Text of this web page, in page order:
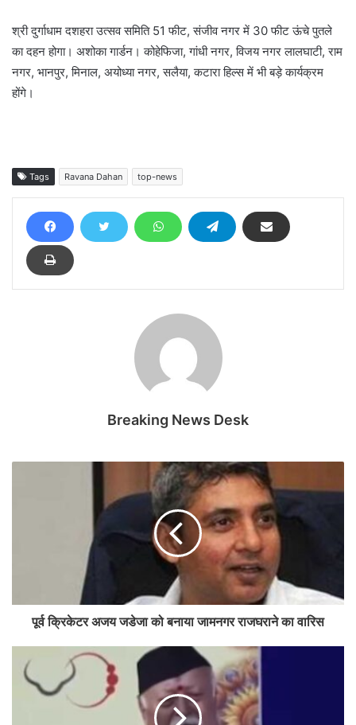
श्री दुर्गाधाम दशहरा उत्सव समिति 51 फीट, संजीव नगर में 30 फीट ऊंचे पुतले
का दहन होगा। अशोका गार्डन। कोहेफिजा, गांधी नगर, विजय नगर लालघाटी, राम
नगर, भानपुर, मिनाल, अयोध्या नगर, सलैया, कटारा हिल्स में भी बड़े कार्यक्रम
होंगे।
Tags Ravana Dahan top-news
Breaking News Desk
पूर्व क्रिकेटर अजय जडेजा को बनाया जामनगर राजघराने का वारिस